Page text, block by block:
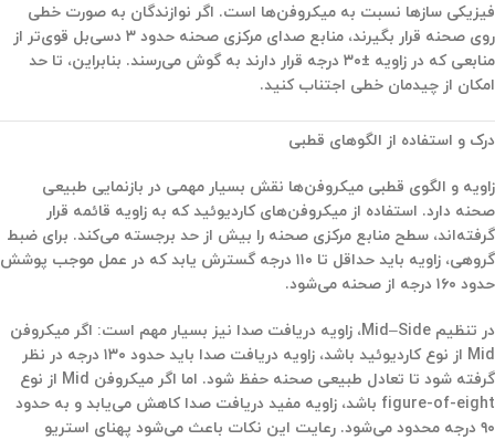
فیزیکی سازها نسبت به میکروفن‌ها است. اگر نوازندگان به صورت خطی
روی صحنه قرار بگیرند، منابع صدای مرکزی صحنه حدود ۳ دسی‌بل قوی‌تر از
منابعی که در زاویه ±۳۰ درجه قرار دارند به گوش می‌رسند. بنابراین، تا حد
امکان از چیدمان خطی اجتناب کنید.
درک و استفاده از الگوهای قطبی
زاویه و الگوی قطبی میکروفن‌ها نقش بسیار مهمی در بازنمایی طبیعی
صحنه دارد. استفاده از میکروفن‌های کاردیوئید که به زاویه قائمه قرار
گرفته‌اند، سطح منابع مرکزی صحنه را بیش از حد برجسته می‌کند. برای ضبط
گروهی، زاویه باید حداقل تا ۱۱۰ درجه گسترش یابد که در عمل موجب پوشش
حدود ۱۶۰ درجه از صحنه می‌شود.
در تنظیم Mid–Side، زاویه دریافت صدا نیز بسیار مهم است: اگر میکروفن
Mid از نوع کاردیوئید باشد، زاویه دریافت صدا باید حدود ۱۳۰ درجه در نظر
گرفته شود تا تعادل طبیعی صحنه حفظ شود. اما اگر میکروفن Mid از نوع
figure-of-eight باشد، زاویه مفید دریافت صدا کاهش می‌یابد و به حدود
۹۰ درجه محدود می‌شود. رعایت این نکات باعث می‌شود پهنای استریو